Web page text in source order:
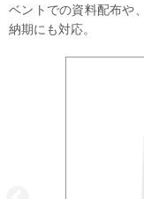
ベントでの資料配布や
納期にも対応。